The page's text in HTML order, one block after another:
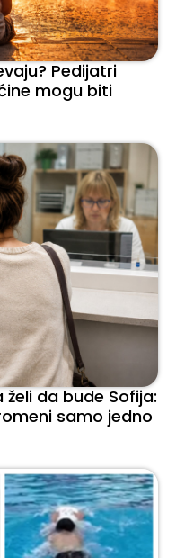
Pedijatri
mogu biti
da bude Sofija:
samo jedno